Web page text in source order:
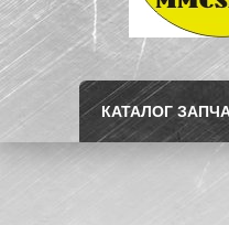
КАТАЛОГ